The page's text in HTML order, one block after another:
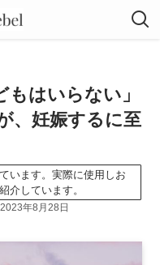
もはいらない」
、妊娠するに至
います。実際に使用しお
介しています。
2023年8月28日